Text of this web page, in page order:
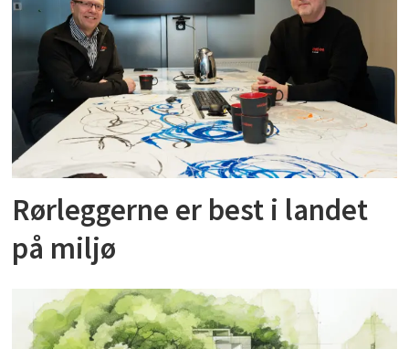
Rørleggerne er best i landet
på miljø